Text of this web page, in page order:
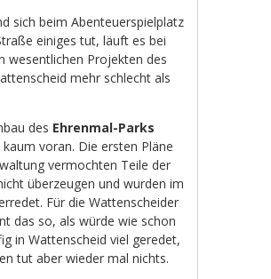
sich beim Abenteuerspielplatz
einiges tut, läuft es bei
wesentlichen Projekten des
mehr schlecht als
des Ehrenmal-Parks
voran. Die ersten Pläne
vermochten Teile der
überzeugen und wurden im
Für die Wattenscheider
das so, als würde wie schon
in Wattenscheid viel geredet,
tut aber wieder mal nichts.